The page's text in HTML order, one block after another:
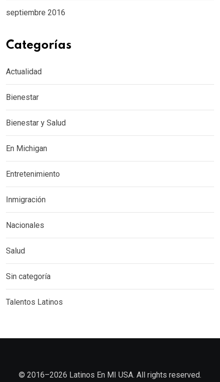
septiembre 2016
Categorías
Actualidad
Bienestar
Bienestar y Salud
En Michigan
Entretenimiento
Inmigración
Nacionales
Salud
Sin categoría
Talentos Latinos
©️ 2016–2026 Latinos En MI USA. All rights reserved.